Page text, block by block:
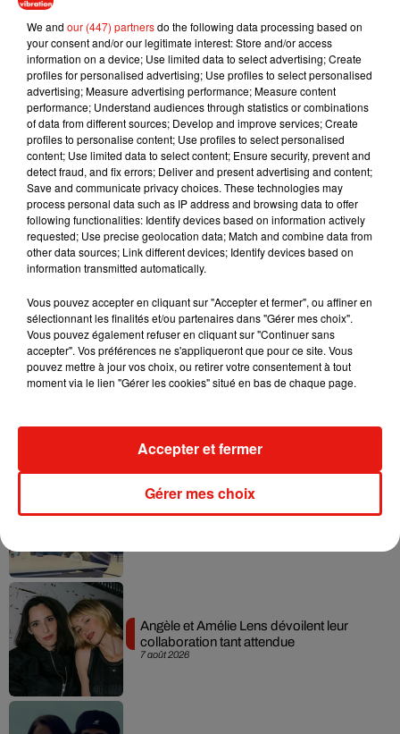
Demois l’assure :
d’inscriptions. Un bilan du challenge sera enfin dévoilé le 30
juin 2023. L’an passé lors de la première édition, certains
participantsavaient baissé fortement leurs volumes de
déchets, d’autres avaient au contraire la sensation de ne pas
avoir tant économiser que cela.
Musique
7 août 2026
Julien Lieb s’essaye à la vie de chatelain
Madonna sort enfin le remix de « Love
7 août 2026
Angèle et Amélie Lens dévoilent leur
collaboration tant attendue
We and our (447) partnersdo the following data processing based on
your consent and/or our legitimate interest: Store and/or access
information on a device; Use limited data to select advertising; Create
profiles for personalised advertising; Use profiles to select personalised
advertising; Measure advertising performance; Measure content
performance; Understand audiences through statistics or combinations
of data from different sources; Develop and improve services; Create
profiles to personalise content; Use profiles to select personalised
content; Use limited data to select content; Ensure security, prevent and
detect fraud, and fix errors; Deliver and present advertising and content;
Save and communicate privacy choices. These technologies may
process personal data such as IP address and browsing data to offer
following functionalities: Identify devices based on information actively
requested; Use precise geolocation data; Match and combine data from
other data sources; Link different devices; Identify devices based on
information transmitted automatically.
Vous pouvez accepter en cliquant sur "Accepter et fermer", ou affiner en
sélectionnant les finalités et/ou partenaires dans "Gérer mes choix".
Vous pouvez également refuser en cliquant sur "Continuer sans
accepter". Vos préférences ne s'appliqueront que pour ce site. Vous
pouvez mettre à jour vos choix, ou retirer votre consentement à tout
moment via le lien "Gérer les cookies" situé en bas de chaque page.
Gérer mes choix
Accepter et fermer